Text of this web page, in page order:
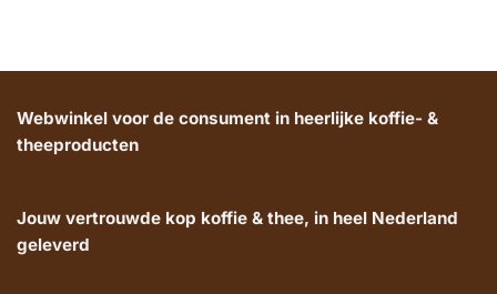
Webwinkel voor de consument in heerlijke koffie- &
theeproducten
Jouw vertrouwde kop koffie & thee, in heel Nederland
geleverd